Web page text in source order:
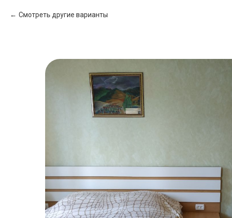
Смотреть другие варианты